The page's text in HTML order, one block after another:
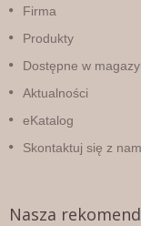
Firma
Produkty
Dostępne w
Aktualności
eKatalog
Skontaktuj się z
Nasza